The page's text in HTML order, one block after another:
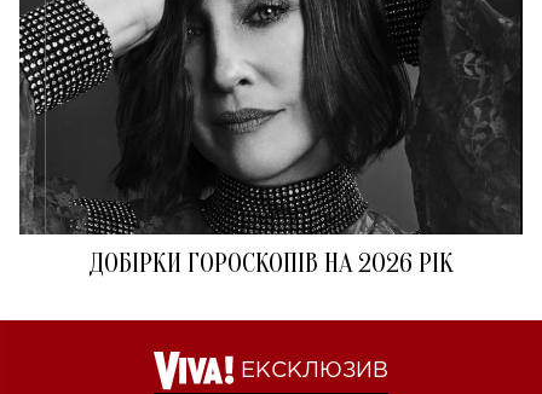
ДОБІРКИ ГОРОСКОПІВ НА 2026 РІК
ЕКСКЛЮЗИВ